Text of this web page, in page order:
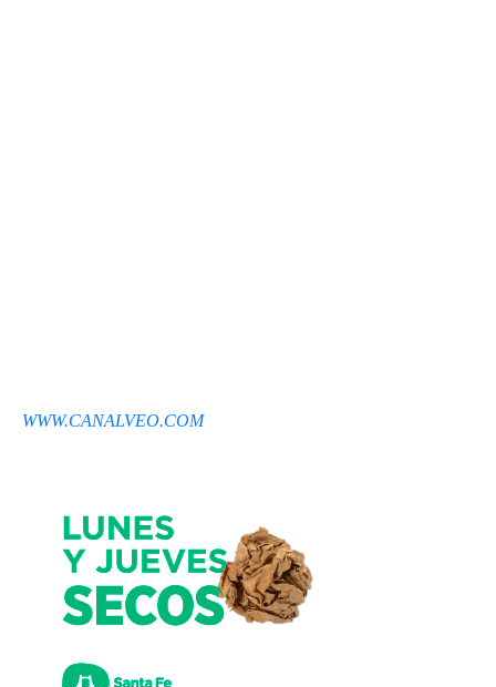
WWW.CANALVEO.COM